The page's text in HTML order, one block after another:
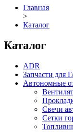
Главная
>
Каталог
Каталог
ADR
Запчасти для
Автономные
Свечи
Сетки